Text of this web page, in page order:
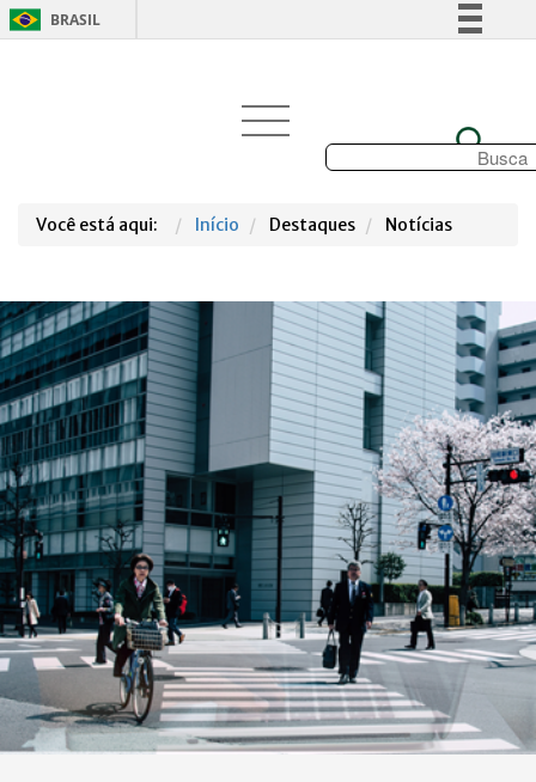
BRASIL
Acesso à informação
Canais
Você está aqui: Início Destaques Notícias